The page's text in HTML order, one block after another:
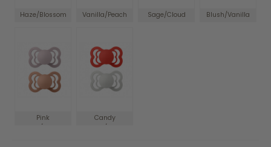
Haze/Blossom Vanilla/Peach Sage/Cloud Blush/Vanilla
Pink
Plum/Peach
Candy
Apple/Haze